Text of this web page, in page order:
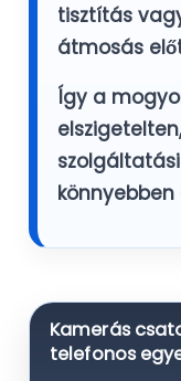
tisztítás
átmosás
Így a
Kamerás
telefonos